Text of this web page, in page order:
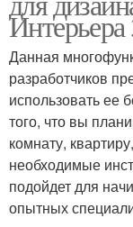
Данная
разработчиков
использовать ее
того, что вы
комнату,
необходимые
подойдет для
опытных